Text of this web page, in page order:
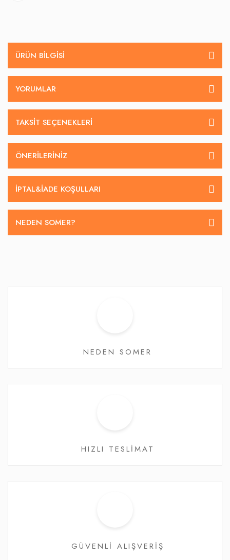
ÜRÜN BILGISI
YORUMLAR
TAKSIT SEÇENEKLERI
ÖNERILERINIZ
İPTAL&IADE KOŞULLARI
NEDEN SOMER?
NEDEN SOMER
HIZLI TESLİMAT
GÜVENLİ ALIŞVERİŞ